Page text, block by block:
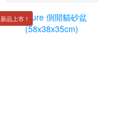
新品上市！